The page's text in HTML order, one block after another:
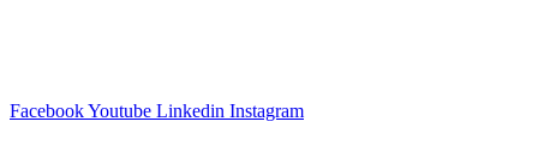
FacebookYoutube Linkedin Instagram